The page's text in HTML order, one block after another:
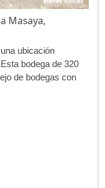
Masaya,
ubicación
bodega de 320
de bodegas con